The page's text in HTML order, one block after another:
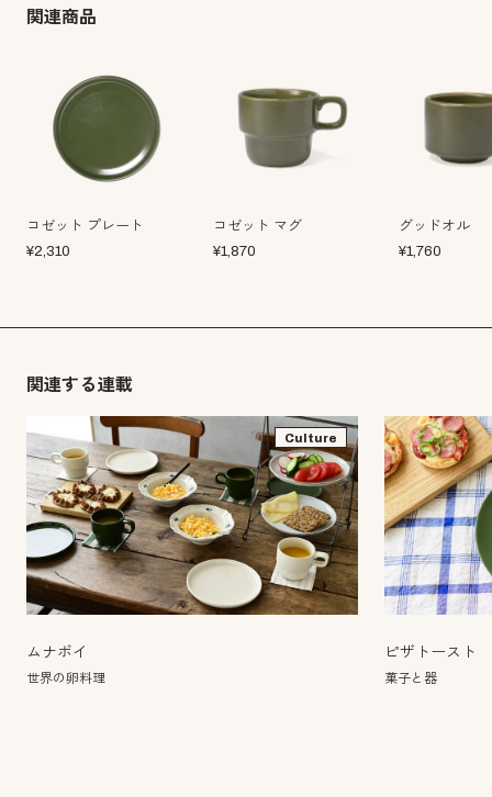
関連商品
コゼット プレート
¥2,310
コゼット マグ
¥1,870
グッドオル
¥1,760
関連する連載
Culture
ムナボイ
世界の卵料理
ピザトースト
菓子と器